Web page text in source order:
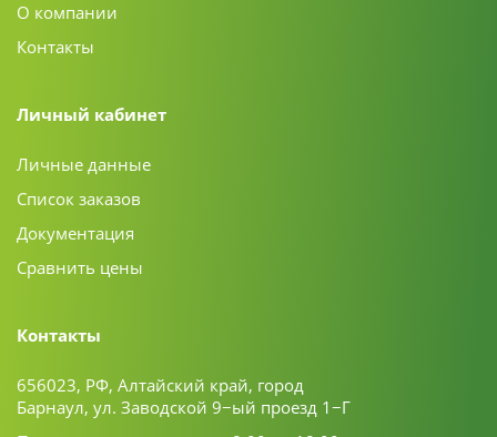
О компании
Контакты
Личный кабинет
Личные данные
Список заказов
Документация
Сравнить цены
Контакты
656023, РФ, Алтайский край, город
Барнаул, ул. Заводской 9−ый проезд 1−Г